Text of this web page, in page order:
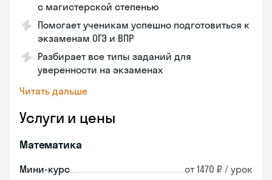
с магистерской степенью
Помогает ученикам успешно подготовиться к
экзаменам ОГЭ и ВПР
Разбирает все типы заданий для
уверенности на экзаменах
Читать дальше
Услуги и цены
Математика
Мини-курс от 1470 ₽ / урок